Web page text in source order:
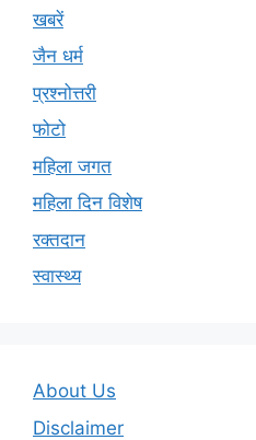
खबरें
जैन धर्म
प्रश्नोत्तरी
फोटो
महिला जगत
महिला दिन विशेष
रक्तदान
स्वास्थ्य
About Us
Disclaimer